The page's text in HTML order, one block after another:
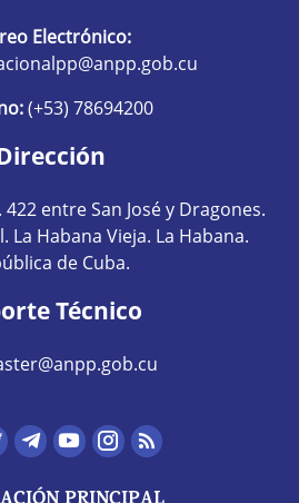
Electrónico:
(+53) 78694200
entre San José y Dragones.
La Habana Vieja. La Habana.
de Cuba.
Técnico
sociales